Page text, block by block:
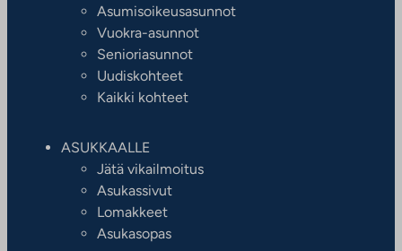
Asumisoikeusasunnot
Vuokra-asunnot
Senioriasunnot
Uudiskohteet
Kaikki kohteet
ASUKKAALLE
Jätä vikailmoitus
Asukassivut
Lomakkeet
Asukasopas